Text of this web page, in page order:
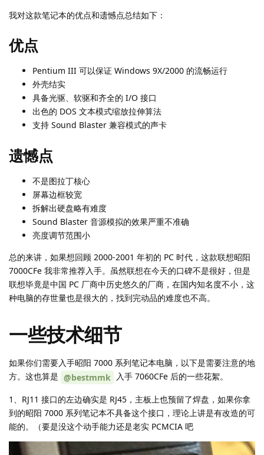
我对这款笔记本的优点和遗憾点总结如下：
优点
Pentium III 可以保证 Windows 9X/2000 的流畅运行
外壳结实
具备光驱、软驱和齐全的 I/O 接口
出色的 DOS 文本模式缩放拉伸算法
支持 Sound Blaster 兼容模式的声卡
遗憾点
不是图拉丁核心
屏幕边框较宽
拆解出硬盘略有难度
Sound Blaster 音源模拟的效果严重不准确
亮度调节范围小
总的来讲，如果想回顾 2000-2001 年初的 PC 时代，这款联想昭阳
7000CFe 我非常推荐入手。虽然联想在今天的口碑不是很好，但是
联想毕竟是中国 PC 厂商中历史悠久的厂商，在国内知名度不小，这
种电脑的存世量也是很大的，找到完动品的难度也不高。
一些技术细节
如果你们需要入手昭阳 7000 系列笔记本电脑，以下是需要注意的地
方。这也算是 @bestmmk 入手 7060CFe 后的一些花絮。
1、RJ11 接口的左边确实是 RJ45，主板上也预留了焊盘，如果你拿
到的昭阳 7000 系列笔记本不具备这个接口，理论上讲是有改造的可
能的。（要是没这个动手能力还是老实 PCMCIA 吧